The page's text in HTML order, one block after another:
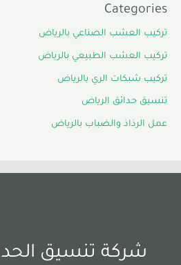
Categories
تركيب العشب الصناعي بالرياض
تركيب العشب الطبيعي بالرياض
تركيب شبكات الري بالرياض
تنسيق حدائق الرياض
عمل الرذاذ والضباب بالرياض
شركة تنسيق